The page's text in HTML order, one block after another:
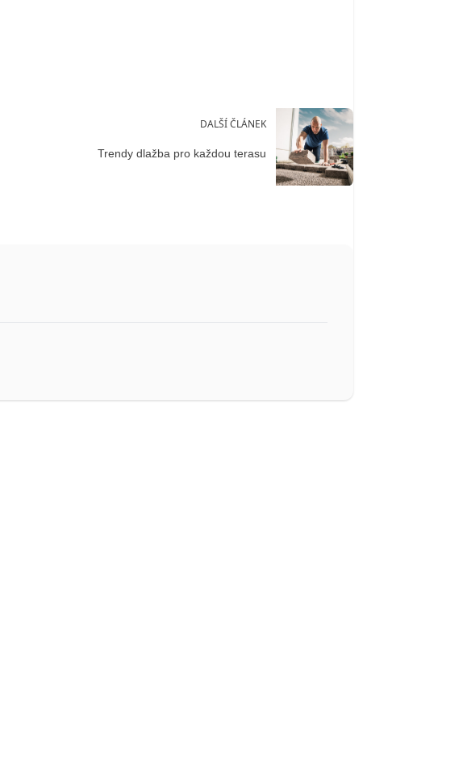
DALŠÍ ČLÁNEK
Trendy dlažba pro každou terasu